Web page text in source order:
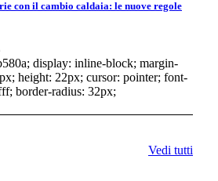
con il cambio caldaia: le nuove regole
display: inline-block; margin-
height: 22px; cursor: pointer; font-
border-radius: 32px;
Vedi tutti